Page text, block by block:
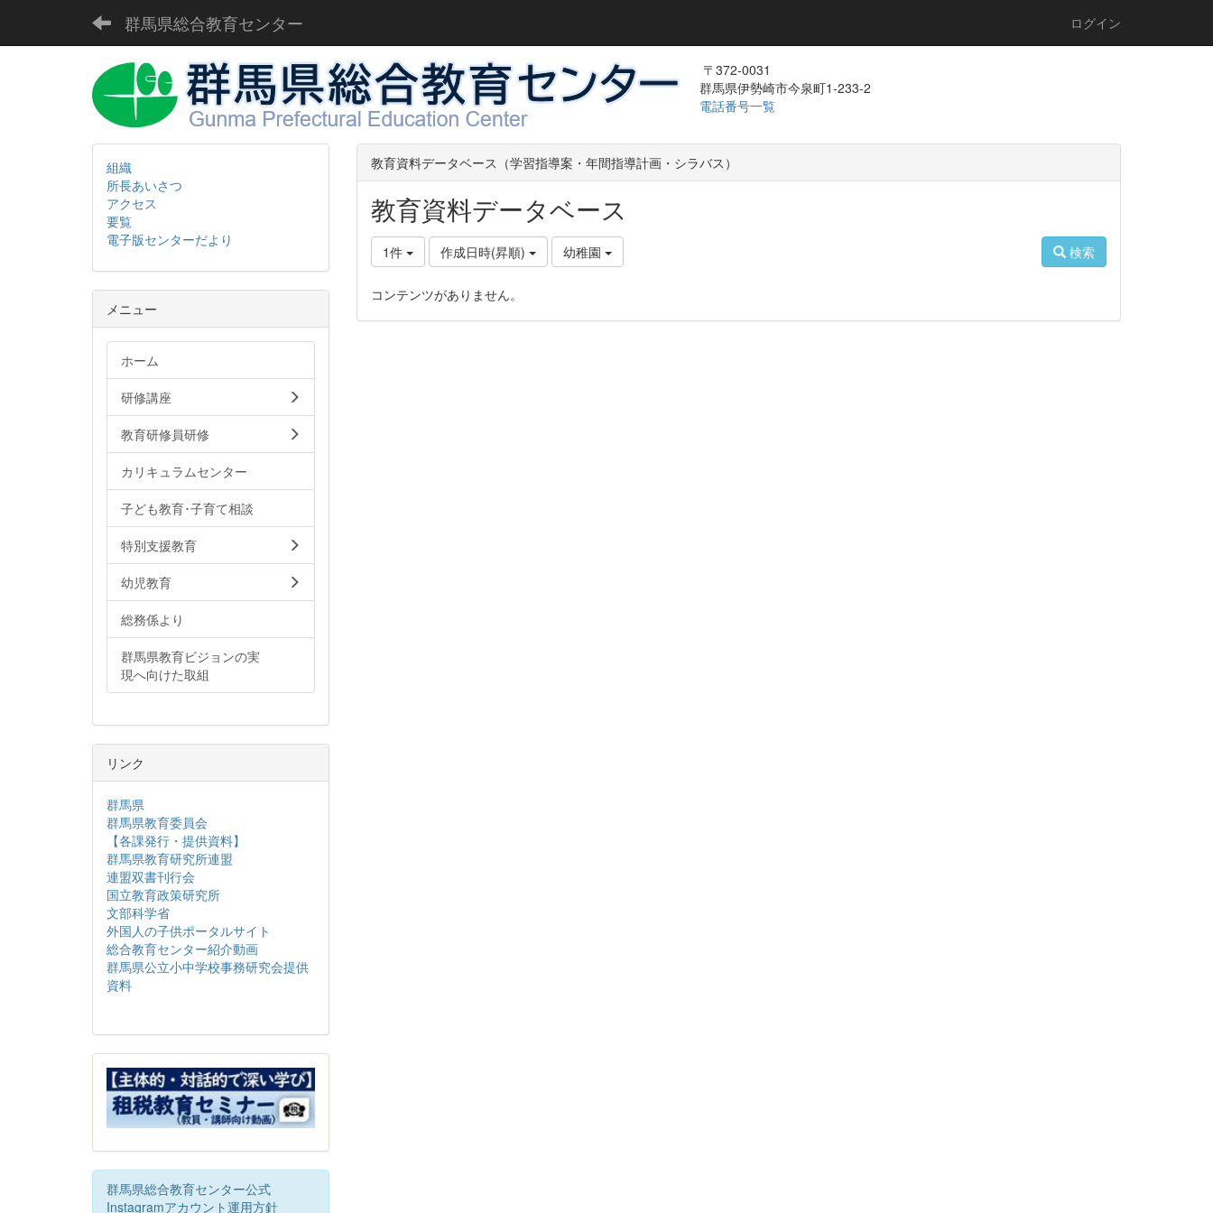
群馬県総合教育センター ログイン
〒372-0031
群馬県伊勢崎市今泉町1-233-2
電話番号一覧
教育資料データベース（学習指導案・年間指導計画・シラバス）
教育資料データベース
1件 作成日時(昇順) 幼稚園 検索
コンテンツがありません。
組織
所長あいさつ
アクセス
要覧
電子版センターだより
メニュー
ホーム
研修講座
教育研修員研修
カリキュラムセンター
子ども教育･子育て相談
特別支援教育
幼児教育
総務係より
群馬県教育ビジョンの実
現へ向けた取組
リンク
群馬県
群馬県教育委員会
【各課発行・提供資料】
群馬県教育研究所連盟
連盟双書刊行会
国立教育政策研究所
文部科学省
外国人の子供ポータルサイト
総合教育センター紹介動画
群馬県公立小中学校事務研究会提供
資料
群馬県総合教育センター公式
Instagramアカウント運用方針